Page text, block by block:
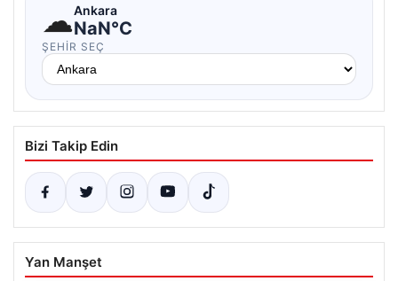
☁Ankara
NaN°C
ŞEHIR SEÇ
Bizi Takip Edin
Yan Manşet